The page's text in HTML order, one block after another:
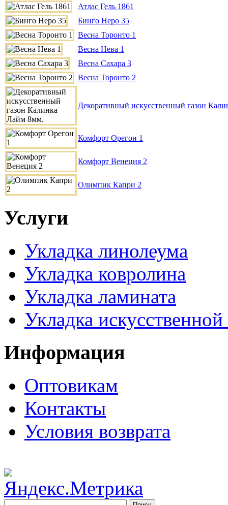
Атлас Гель 1861
Бинго Неро 35
Весна Торонто 1
Весна Нева 1
Весна Сахара 3
Весна Торонто 2
Декоративный искусственный газон
Комфорт Орегон 1
Комфорт Венеция 2
Олимпик Капри 2
Услуги
Укладка линолеума
Укладка ковролина
Укладка ламината
Укладка
Информация
Оптовикам
Контакты
Условия возврата